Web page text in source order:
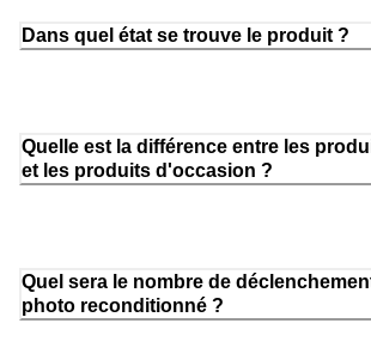
Dans quel état se trouve le produit ?
Quelle est la différence entre les
et les produits d'occasion ?
Quel sera le nombre de
photo reconditionné ?